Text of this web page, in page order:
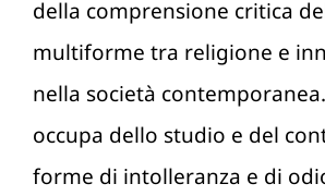
della comprensione critica
multiforme tra religione e
nella società
occupa dello studio e del
forme di intolleranza e di